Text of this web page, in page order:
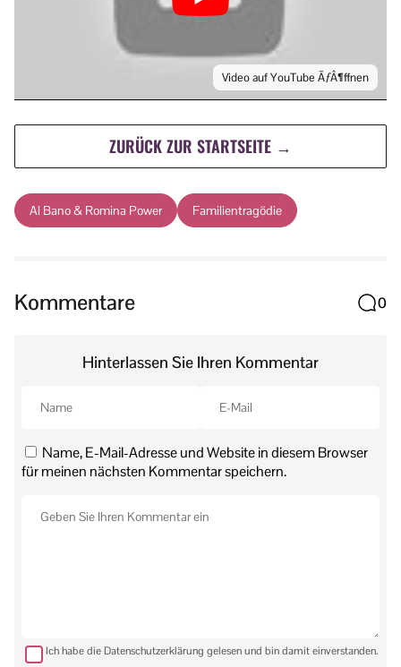
Video auf YouTube ÃƒÂ¶ffnen
ZURÜCK ZUR STARTSEITE →
Al Bano & Romina Power Familientragödie
Kommentare 0
Hinterlassen Sie Ihren Kommentar
Name, E-Mail-Adresse und Website in diesem Browser
für meinen nächsten Kommentar speichern.
Ich habe die Datenschutzerklärung gelesen und bin damit einverstanden.